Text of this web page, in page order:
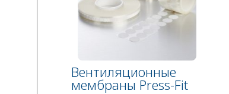
Вентиляционные
мембраны Press-Fit